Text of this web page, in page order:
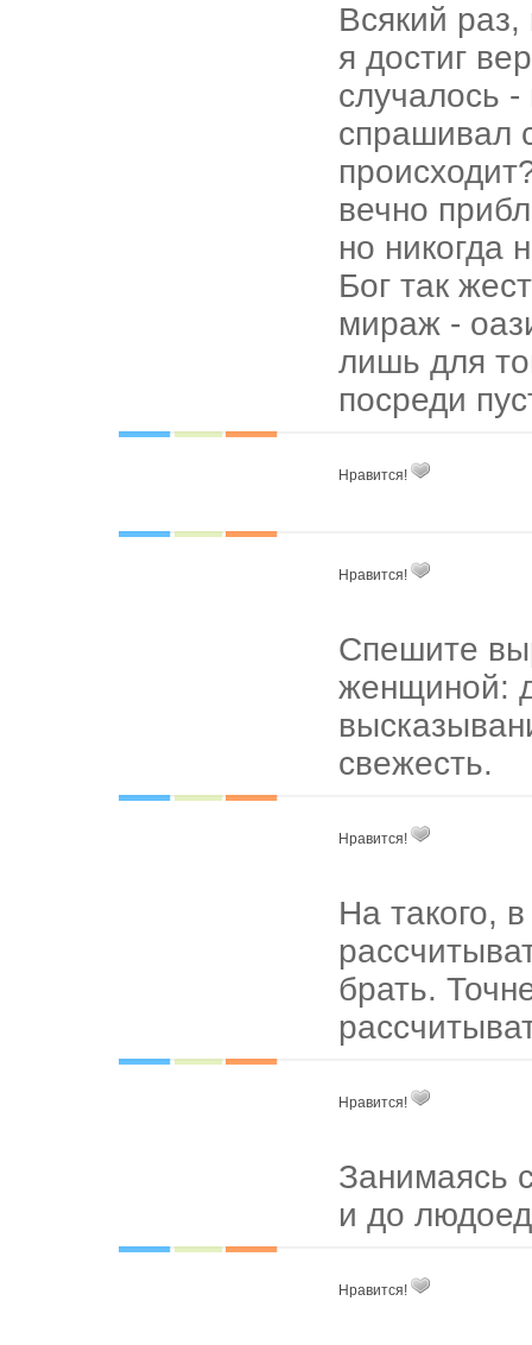
Всякий раз,
я достиг
случалось
спрашивал
вечно
но никогда
Бог так
мираж -
лишь для
посреди
Нравится!
Нравится!
Спешите
женщиной:
свежесть.
Нравится!
На такого,
брать.
Нравится!
Занимаясь
и до
Нравится!